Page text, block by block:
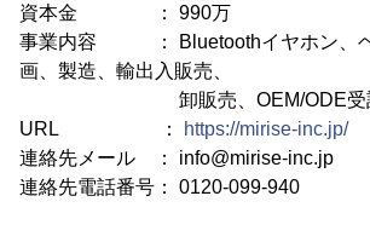
資本金 ： 990万
事業内容 ： Bluetoothイヤホン、ヘ
画、製造、輸出入販売、
卸販売、OEM/ODE受託
URL ：
https://mirise-inc.jp/
連絡先メール ： info@mirise-inc.jp
連絡先電話番号： 0120-099-940